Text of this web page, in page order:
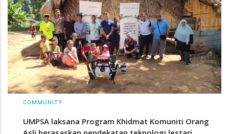
COMMUNITY
UMPSA laksana Program Khidmat Komuniti Orang